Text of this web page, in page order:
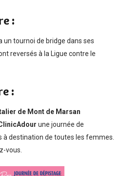
:
un tournoi de bridge dans ses
reversés à la Ligue contre le
:
de Mont de Marsan
une journée de
destination de toutes les femmes.
vous.